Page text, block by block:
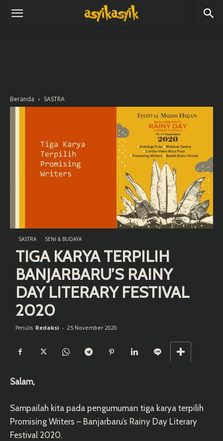
Beranda SASTRA
SASTRA SENI & BUDAYA
TIGA KARYA TERPILIH
BANJARBARU’S RAINY
DAY LITERARY FESTIVAL
2020
Penulis Redaksi - 25 November 2020
Salam,
Sampailah kita pada pengumuman tiga karya terpilih
Promising Writers – Banjarbaru’s Rainy Day Literary
Festival 2020.